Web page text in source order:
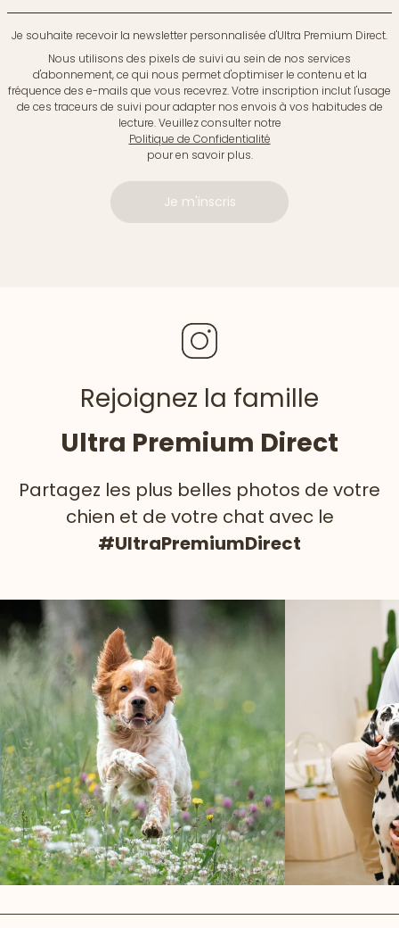
Je souhaite recevoir la newsletter personnalisée d'Ultra Premium Direct.
Nous utilisons des pixels de suivi au sein de nos services
d'abonnement, ce qui nous permet d'optimiser le contenu et la
fréquence des e-mails que vous recevrez. Votre inscription inclut l'usage
de ces traceurs de suivi pour adapter nos envois à vos habitudes de
lecture. Veuillez consulter notre
Politique de Confidentialité
pour en savoir plus.
Je m'inscris
Rejoignez la famille
Ultra Premium Direct
Partagez les plus belles photos de votre
chien et de votre chat avec le
#UltraPremiumDirect